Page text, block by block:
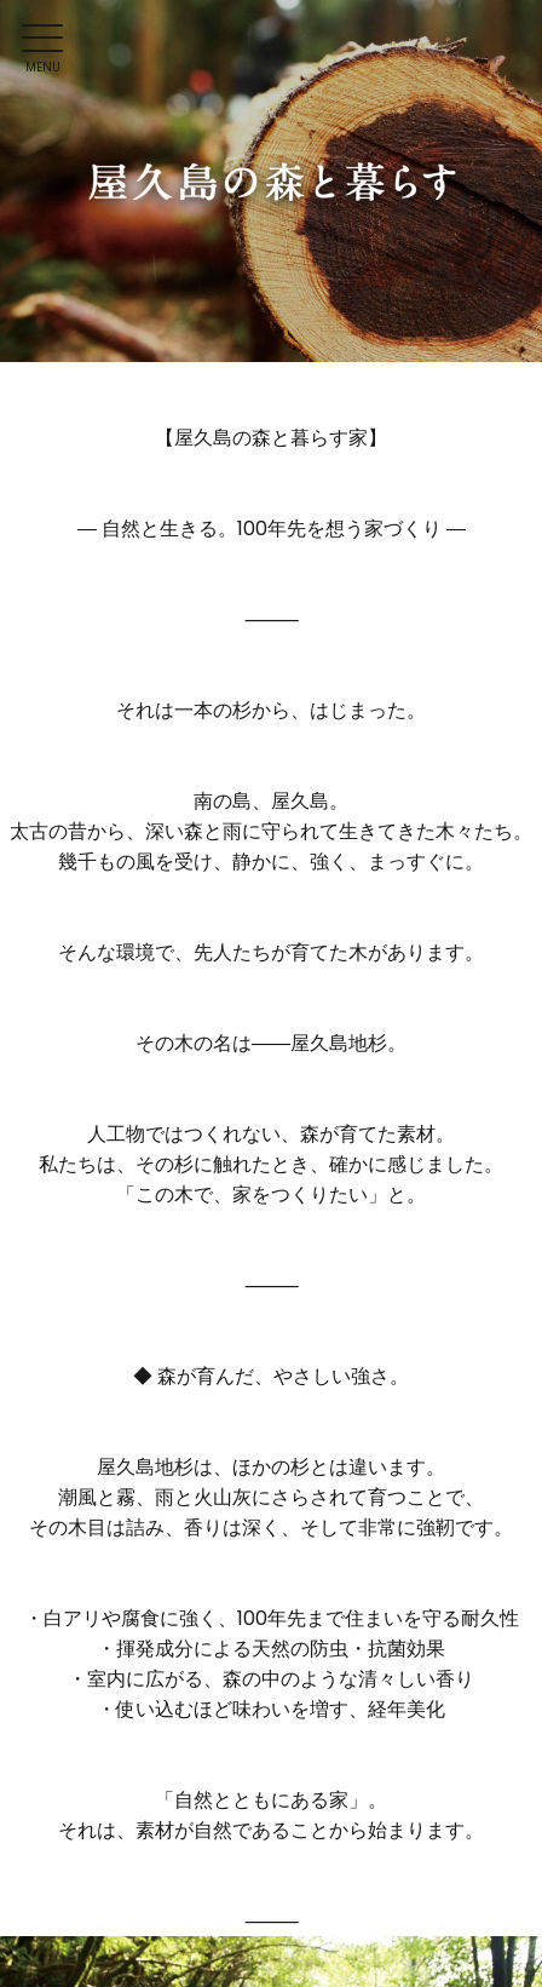
MENU
【屋久島の森と暮らす家】
― 自然と生きる。100年先を想う家づくり ―
⸻
それは一本の杉から、はじまった。
南の島、屋久島。
太古の昔から、深い森と雨に守られて生きてきた木々たち。
幾千もの風を受け、静かに、強く、まっすぐに。
そんな環境で、先人たちが育てた木があります。
その木の名は――屋久島地杉。
人工物ではつくれない、森が育てた素材。
私たちは、その杉に触れたとき、確かに感じました。
「この木で、家をつくりたい」と。
⸻
◆ 森が育んだ、やさしい強さ。
屋久島地杉は、ほかの杉とは違います。
潮風と霧、雨と火山灰にさらされて育つことで、
その木目は詰み、香りは深く、そして非常に強靭です。
・白アリや腐食に強く、100年先まで住まいを守る耐久性
・揮発成分による天然の防虫・抗菌効果
・室内に広がる、森の中のような清々しい香り
・使い込むほど味わいを増す、経年美化
「自然とともにある家」。
それは、素材が自然であることから始まります。
⸻